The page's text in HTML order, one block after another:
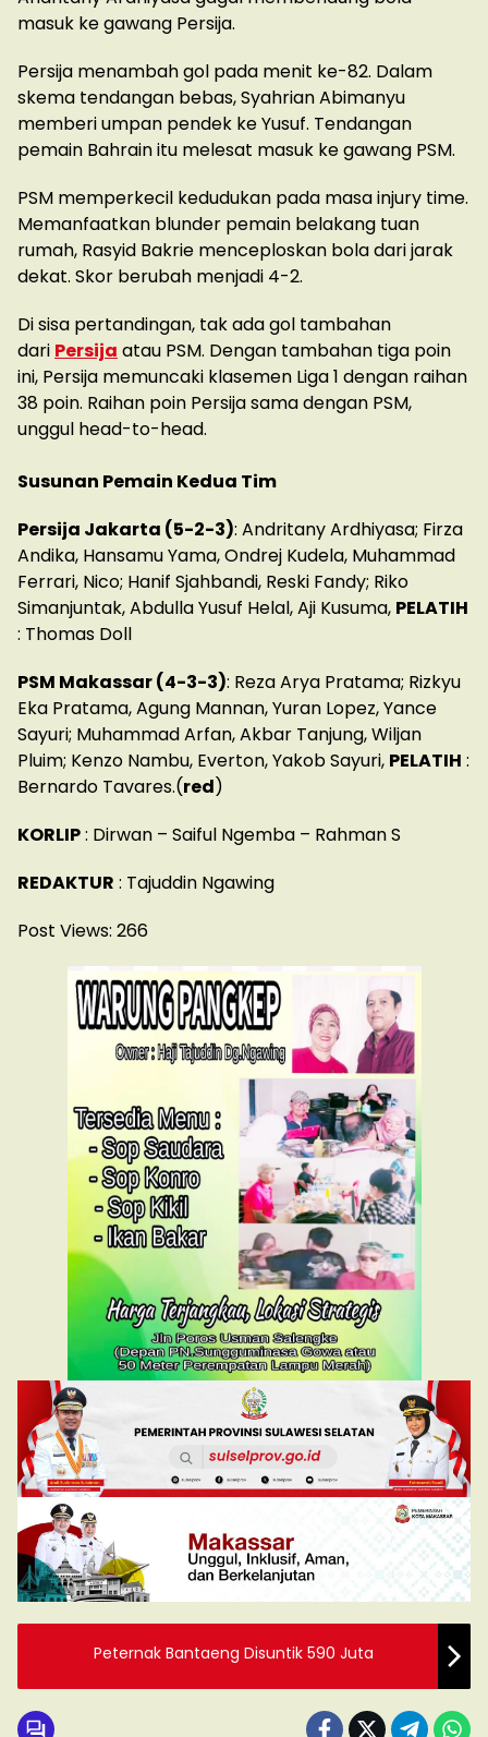
masuk ke gawang Persija.
Persija menambah gol pada menit ke-82. Dalam
skema tendangan bebas, Syahrian Abimanyu
memberi umpan pendek ke Yusuf. Tendangan
pemain Bahrain itu melesat masuk ke gawang PSM.
PSM memperkecil kedudukan pada masa injury time.
Memanfaatkan blunder pemain belakang tuan
rumah, Rasyid Bakrie menceploskan bola dari jarak
dekat. Skor berubah menjadi 4-2.
Di sisa pertandingan, tak ada gol tambahan
dari Persija atau PSM. Dengan tambahan tiga poin
ini, Persija memuncaki klasemen Liga 1 dengan raihan
38 poin. Raihan poin Persija sama dengan PSM,
unggul head-to-head.
Susunan Pemain Kedua Tim
Persija Jakarta (5-2-3): Andritany Ardhiyasa; Firza
Andika, Hansamu Yama, Ondrej Kudela, Muhammad
Ferrari, Nico; Hanif Sjahbandi, Reski Fandy; Riko
Simanjuntak, Abdulla Yusuf Helal, Aji Kusuma, PELATIH
: Thomas Doll
PSM Makassar (4-3-3): Reza Arya Pratama; Rizkyu
Eka Pratama, Agung Mannan, Yuran Lopez, Yance
Sayuri; Muhammad Arfan, Akbar Tanjung, Wiljan
Pluim; Kenzo Nambu, Everton, Yakob Sayuri, PELATIH :
Bernardo Tavares.(red)
KORLIP: Dirwan – Saiful Ngemba – Rahman S
REDAKTUR : Tajuddin Ngawing
Post Views: 266
Peternak Bantaeng Disuntik 590 Juta